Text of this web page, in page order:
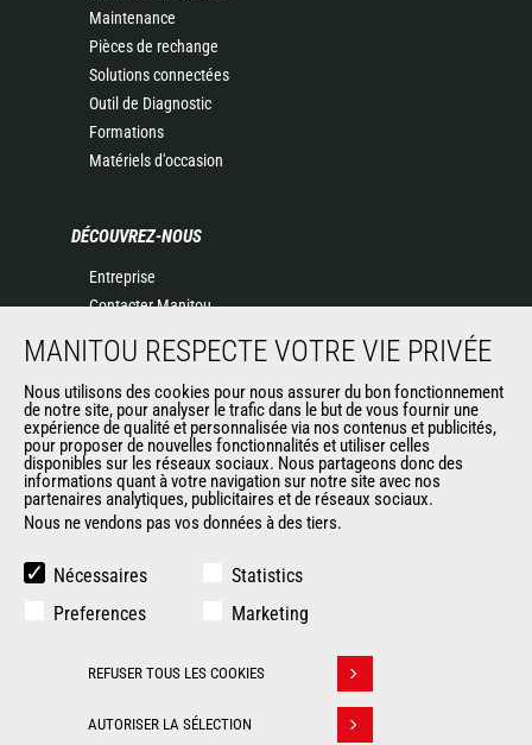
Maintenance
Pièces de rechange
Solutions connectées
Outil de Diagnostic
Formations
Matériels d'occasion
DÉCOUVREZ-NOUS
Entreprise
Contacter Manitou
Politique de protection des données
Evénements
Actualités
Historique
AUTRES SITES DU GROUPE
Manitou Group
Used Manitou Machines
Gehl
MANITOU RESPECTE VOTRE VIE PRIVÉE
Nous utilisons des cookies pour nous assurer du bon fonctionnement
de notre site, pour analyser le trafic dans le but de vous fournir une
expérience de qualité et personnalisée via nos contenus et publicités,
pour proposer de nouvelles fonctionnalités et utiliser celles
disponibles sur les réseaux sociaux. Nous partageons donc des
informations quant à votre navigation sur notre site avec nos
partenaires analytiques, publicitaires et de réseaux sociaux.
Nous ne vendons pas vos données à des tiers.
Nécessaires
Statistics
Preferences
Marketing
REFUSER TOUS LES COOKIES
AUTORISER LA SÉLECTION